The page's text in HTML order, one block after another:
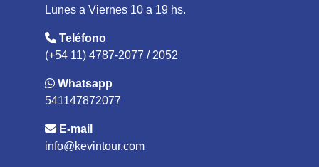
Lunes a Viernes 10 a 19 hs.
Teléfono
(+54 11) 4787-2077 / 2052
Whatsapp
541147872077
E-mail
info@kevintour.com